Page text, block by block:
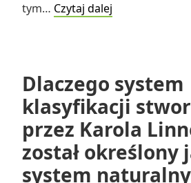
tym… Czytaj dalej
centymetrów?
Dlaczego system
klasyfikacji
przez Karola
został określony
system